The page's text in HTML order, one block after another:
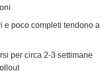
e poco completi tendono a
per circa 2-3 settimane